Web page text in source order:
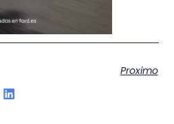
Proximo